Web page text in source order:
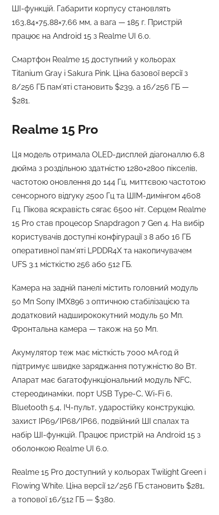
ШІ-функцій. Габарити корпусу становлять
163,84×75,88×7,66 мм, а вага — 185 г. Пристрій
працює на Android 15 з Realme UI 6.0.
Смартфон Realme 15 доступний у кольорах
Titanium Gray і Sakura Pink. Ціна базової версії з
8/256 ГБ пам’яті становить $239, а 16/256 ГБ —
$281.
Realme 15 Pro
Ця модель отримала OLED-дисплей діагоналлю 6,8
дюйма з роздільною здатністю 1280×2800 пікселів,
частотою оновлення до 144 Гц, миттєвою частотою
сенсорного відгуку 2500 Гц та ШІМ-димінгом 4608
Гц. Пікова яскравість сягає 6500 ніт. Серцем Realme
15 Pro став процесор Snapdragon 7 Gen 4. На вибір
користувачів доступні конфігурації з 8 або 16 ГБ
оперативної пам’яті LPDDR4X та накопичувачем
UFS 3.1 місткістю 256 або 512 ГБ.
Камера на задній панелі містить головний модуль
50 Мп Sony IMX896 з оптичною стабілізацією та
додатковий надширококутний модуль 50 Мп.
Фронтальна камера — також на 50 Мп.
Акумулятор теж має місткість 7000 мА·год й
підтримує швидке заряджання потужністю 80 Вт.
Апарат має багатофункціональний модуль NFC,
стереодинаміки, порт USB Type-C, Wi-Fi 6,
Bluetooth 5.4, ІЧ-пульт, ударостійку конструкцію,
захист IP69/IP68/IP66, подвійний ШІ спалах та
набір ШІ-функцій. Працює пристрій на Android 15 з
оболонкою Realme UI 6.0.
Realme 15 Pro доступний у кольорах Twilight Green і
Flowing White. Ціна версії 12/256 ГБ становить $281,
а топової 16/512 ГБ — $380.